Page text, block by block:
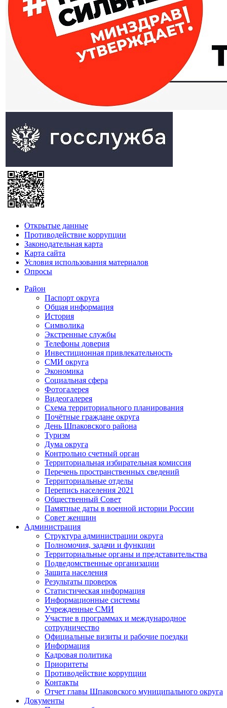
Открытые данные
Противодействие коррупции
Законодательная карта
Карта сайта
Условия использования материалов
Опросы
Район
Паспорт округа
Общая информация
История
Символика
Экстренные службы
Телефоны доверия
Инвестиционная привлекательность
СМИ округа
Экономика
Социальная сфера
Фотогалерея
Видеогалерея
Схема территориального планирования
Почётные граждане округа
День Шпаковского района
Туризм
Дума округа
Контрольно счетный орган
Территориальная избирательная комиссия
Перечень пространственных сведений
Территориальные отделы
Перепись населения 2021
Общественный Совет
Памятные даты в военной истории России
Совет женщин
Администрация
Структура администрации округа
Полномочия, задачи и функции
Территориальные органы и представительства
Подведомственные организации
Защита населения
Результаты проверок
Статистическая информация
Информационные системы
Учрежденные СМИ
Участие в программах и международное
сотрудничество
Официальные визиты и рабочие поездки
Информация
Кадровая политика
Приоритеты
Противодействие коррупции
Контакты
Отчет главы Шпаковского муниципального округа
Документы